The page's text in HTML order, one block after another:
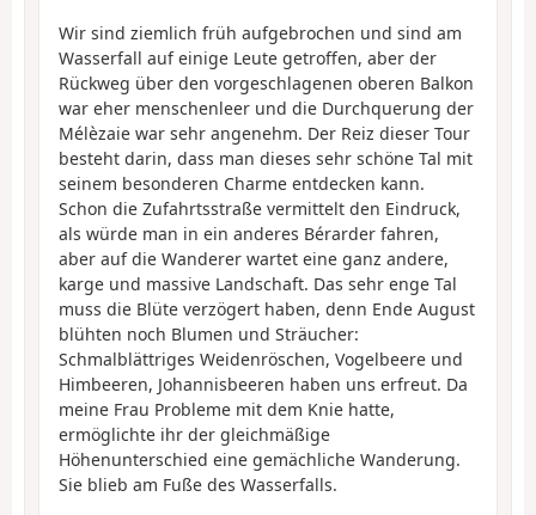
Wir sind ziemlich früh aufgebrochen und sind am
Wasserfall auf einige Leute getroffen, aber der
Rückweg über den vorgeschlagenen oberen Balkon
war eher menschenleer und die Durchquerung der
Mélèzaie war sehr angenehm. Der Reiz dieser Tour
besteht darin, dass man dieses sehr schöne Tal mit
seinem besonderen Charme entdecken kann.
Schon die Zufahrtsstraße vermittelt den Eindruck,
als würde man in ein anderes Bérarder fahren,
aber auf die Wanderer wartet eine ganz andere,
karge und massive Landschaft. Das sehr enge Tal
muss die Blüte verzögert haben, denn Ende August
blühten noch Blumen und Sträucher:
Schmalblättriges Weidenröschen, Vogelbeere und
Himbeeren, Johannisbeeren haben uns erfreut. Da
meine Frau Probleme mit dem Knie hatte,
ermöglichte ihr der gleichmäßige
Höhenunterschied eine gemächliche Wanderung.
Sie blieb am Fuße des Wasserfalls.